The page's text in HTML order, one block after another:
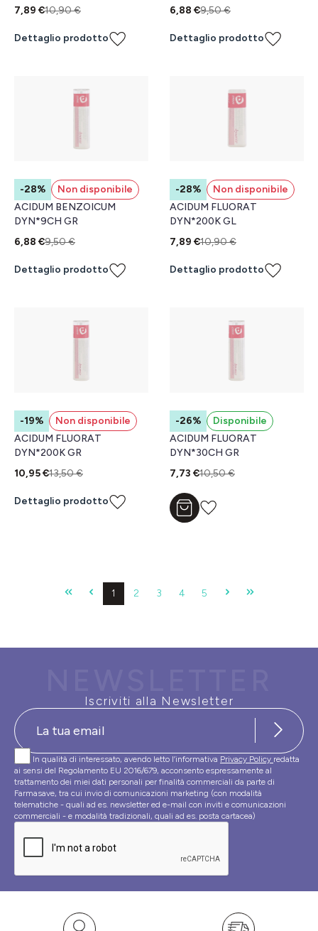
7,89 €10,90 €
Dettaglio prodotto
6,88 €9,50 €
Dettaglio prodotto
-28%
Non disponibile
ACIDUM BENZOICUM
DYN*9CH GR
6,88 €9,50 €
Dettaglio prodotto
-28%
Non disponibile
ACIDUM FLUORAT
DYN*200K GL
7,89 €10,90 €
Dettaglio prodotto
-19%
Non disponibile
ACIDUM FLUORAT
DYN*200K GR
10,95 €13,50 €
Dettaglio prodotto
-26%
Disponibile
ACIDUM FLUORAT
DYN*30CH GR
7,73 €10,50 €
Aggiungi al carrello
Pagina
1 Pagina
2 Pagina
3 Pagina
4 Pagina
5
Iscriviti alla Newsletter
In qualità di interessato, avendo letto l’informativa Privacy Policy redatta
ai sensi del Regolamento EU 2016/679, acconsento espressamente al
trattamento dei miei dati personali per finalità commerciali da parte di
Farmasave, tra cui invio di comunicazioni marketing (con modalità
telematiche - quali ad es. newsletter ed e-mail con inviti e comunicazioni
commerciali - e modalità tradizionali, quali ad es. posta cartacea)